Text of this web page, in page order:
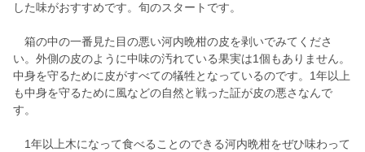
した味がおすすめです。旬のスタートです。
箱の中の一番見た目の悪い河内晩柑の皮を剥いでみてくださ
い。外側の皮のように中味の汚れている果実は1個もありません。
中身を守るために皮がすべての犠牲となっているのです。1年以上
も中身を守るために風などの自然と戦った証が皮の悪さなんで
す。
1年以上木になって食べることのできる河内晩柑をぜひ味わって